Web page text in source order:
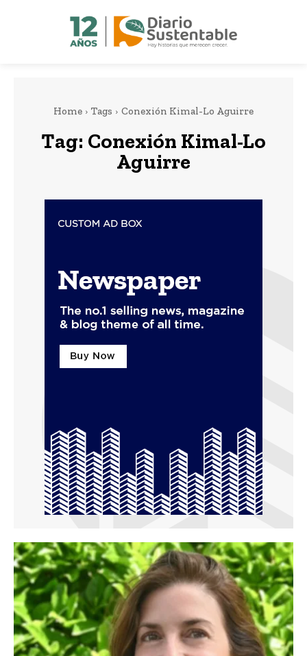
Home Tags Conexión Kimal-Lo Aguirre
Tag: Conexión Kimal-Lo
Aguirre